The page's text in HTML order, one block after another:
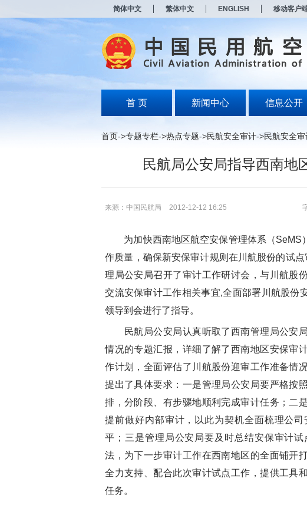
简体中文 繁体中文 ENGLISH 移动客户
首 页 新闻中心 信息公开
首页->专题专栏->热点专题->民航安全审计->民航安全
民航局公安局指导西南地
来源：中国民航局 2012-12-12 16:25
为加快西南地区航空安保管理体系（SeMS
作质量，确保新安保审计规则在川航股份的试
理局公安局召开了审计工作研讨会，与川航股
交流安保审计工作相关事宜,全面部署川航股份
领导到会进行了指导。
民航局公安局认真听取了西南管理局公安
情况的专题汇报，详细了解了西南地区安保审
作计划，全面评估了川航股份迎审工作准备情
提出了具体要求：一是管理局公安局要严格按
排，分阶段、有步骤地顺利完成审计任务；二
提前做好内部审计，以此为契机全面梳理公
平；三是管理局公安局要及时总结安保审计
法，为下一步审计工作在西南地区的全面铺开
全力支持、配合此次审计试点工作，提供工具
任务。
打
无
障